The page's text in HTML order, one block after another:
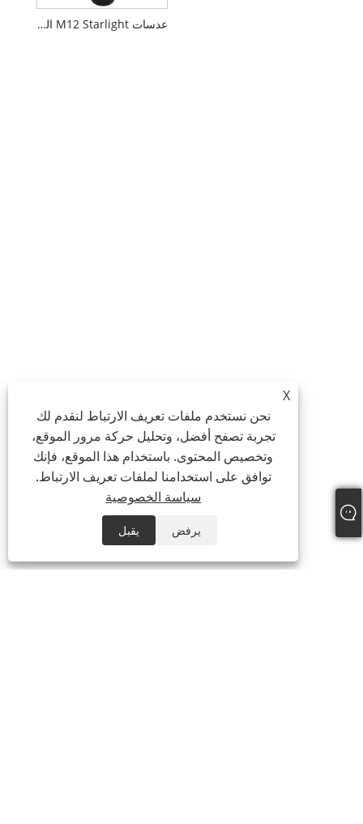
عدسات M12 Starlight القياسية مقاس 4 مم
X
نحن نستخدم ملفات تعريف الارتباط لنقدم لك
تجربة تصفح أفضل، وتحليل حركة مرور الموقع،
وتخصيص المحتوى. باستخدام هذا الموقع، فإنك
توافق على استخدامنا لملفات تعريف الارتباط.
سياسة الخصوصية
يرفض يقبل